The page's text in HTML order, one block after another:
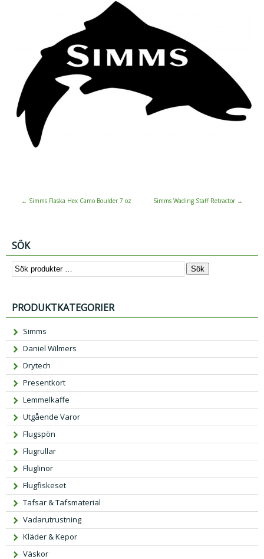
← Simms Flaska Hex Camo Boulder 7 oz Simms Wading Staff Retractor →
SÖK
Sök
PRODUKTKATEGORIER
Simms
Daniel Wilmers
Drytech
Presentkort
Lemmelkaffe
Utgående Varor
Flugspön
Flugrullar
Fluglinor
Flugfiskeset
Tafsar & Tafsmaterial
Vadarutrustning
Kläder & Kepor
Väskor